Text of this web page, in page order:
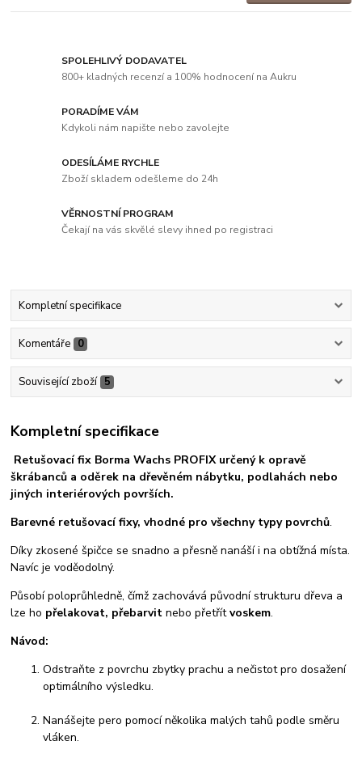
SPOLEHLIVÝ DODAVATEL
800+ kladných recenzí a 100% hodnocení na Aukru
PORADÍME VÁM
Kdykoli nám napište nebo zavolejte
ODESÍLÁME RYCHLE
Zboží skladem odešleme do 24h
VĚRNOSTNÍ PROGRAM
Čekají na vás skvělé slevy ihned po registraci
Kompletní specifikace
Komentáře 0
Související zboží 5
Kompletní specifikace
Retušovací fix Borma Wachs PROFIX určený k opravě
škrábanců a oděrek na dřevěném nábytku, podlahách nebo
jiných interiérových površích.
Barevné retušovací fixy, vhodné pro všechny typy povrchů.
Díky zkosené špičce se snadno a přesně nanáší i na obtížná místa.
Navíc je voděodolný.
Působí poloprůhledně, čímž zachovává původní strukturu dřeva a
lze ho přelakovat, přebarvit nebo přetřítvoskem.
Návod:
Odstraňte z povrchu zbytky prachu a nečistot pro dosažení
optimálního výsledku.
Nanášejte pero pomocí několika malých tahů podle směru
vláken.